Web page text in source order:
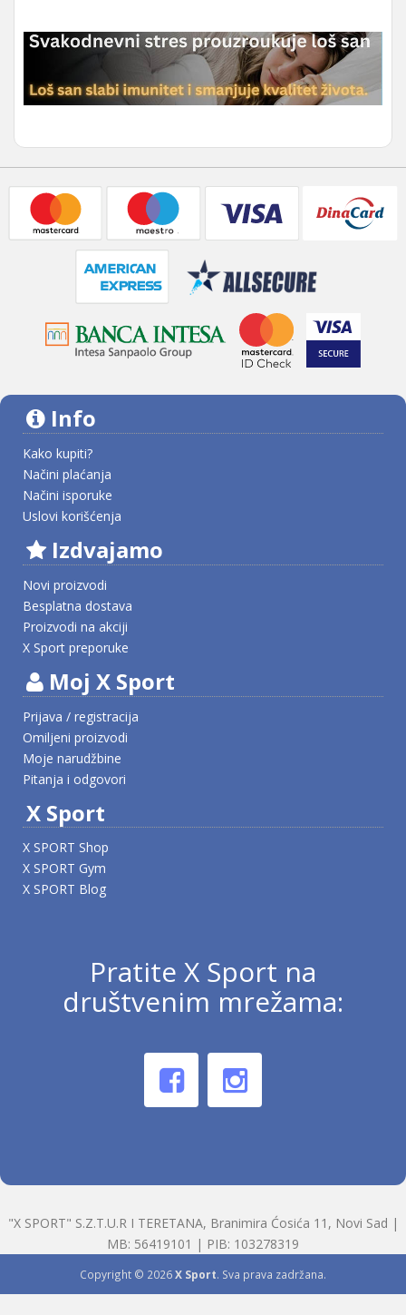
Info
Kako kupiti?
Načini plaćanja
Načini isporuke
Uslovi korišćenja
Izdvajamo
Novi proizvodi
Besplatna dostava
Proizvodi na akciji
X Sport preporuke
Moj X Sport
Prijava / registracija
Omiljeni proizvodi
Moje narudžbine
Pitanja i odgovori
X Sport
X SPORT Shop
X SPORT Gym
X SPORT Blog
Pratite X Sport na
društvenim mrežama:
"X SPORT" S.Z.T.U.R I TERETANA, Branimira Ćosića 11, Novi Sad |
MB: 56419101 | PIB: 103278319
Copyright © 2026X Sport. Sva prava zadržana.